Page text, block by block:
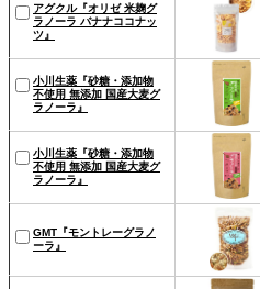
アグクル『オリゼ 米麹グ
ラノーラ バナナココナッ
ツ』
小川生薬『砂糖・添加物
不使用 無添加 国産大麦グ
ラノーラ』
小川生薬『砂糖・添加物
不使用 無添加 国産大麦グ
ラノーラ』
GMT『モントレーグラノ
ーラ』